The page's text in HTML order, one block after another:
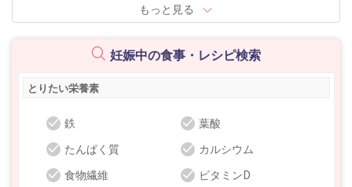
もっと見る
妊娠中の食事・レシピ検索
とりたい栄養素
鉄
葉酸
たんぱく質
カルシウム
食物繊維
ビタミンD